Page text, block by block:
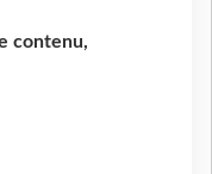
contenu,